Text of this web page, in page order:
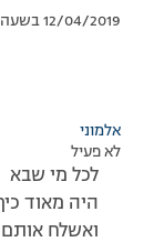
12/04/2019 בשעה 0:46
אלמוני
לא פעיל
לכל מי שבא
היה מאוד
ואשלח אותם